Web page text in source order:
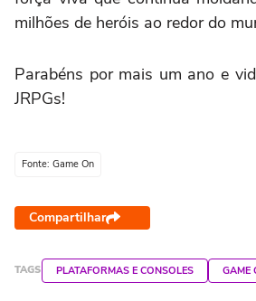
milhões de heróis ao redor do
Parabéns por mais um ano e
JRPGs!
Fonte: Game On
Compartilhar
TAGS PLATAFORMAS E CONSOLES GAME